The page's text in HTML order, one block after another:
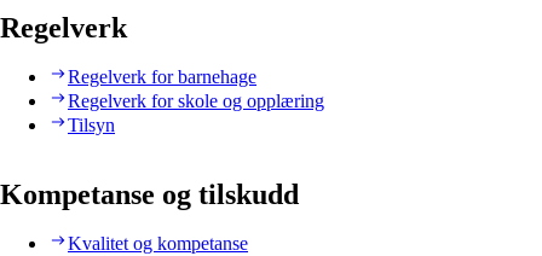
Regelverk
Regelverk for barnehage
Regelverk for skole og opplæring
Tilsyn
Kompetanse og tilskudd
Kvalitet og kompetanse